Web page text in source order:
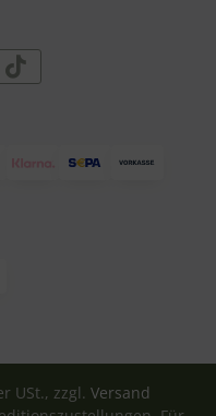
USt., zzgl. Versand